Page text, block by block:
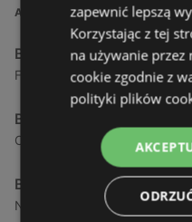
ADRES
Biedronka
Fińska 4, 72-602 Świnoujście
Biedronka
Chrobrego 9, 72-600
Biedronka
Nowokarsiborska 2, 72-600
zapewnić lepszą
Korzystając z tej
na używanie przez
cookie zgodnie z
polityki plików